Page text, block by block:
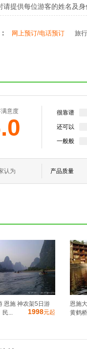
请提供每位游客的姓名及
网上预订/电话预订 旅
意度 很靠谱
还可以
一般般
认为 产品质量
恩施 神农架5日游
民...
1998元起
恩施
黄鹤